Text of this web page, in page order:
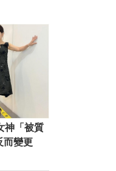
神「被質
而變更